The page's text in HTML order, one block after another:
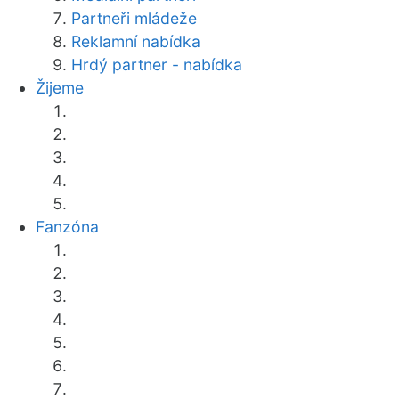
Partneři mládeže
Reklamní nabídka
Hrdý partner - nabídka
Žijeme
Fanzóna